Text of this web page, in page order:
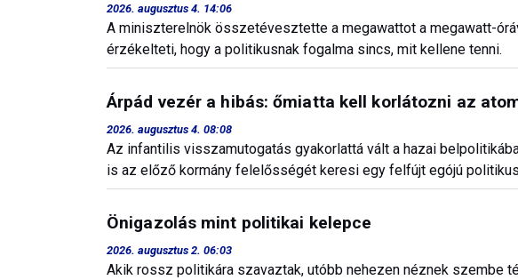
2026. augusztus 4. 14:06
A miniszterelnök összetévesztette a megawattot a megawatt-
érzékelteti, hogy a politikusnak fogalma sincs, mit kellene tenni.
Árpád vezér a hibás: őmiatta kell korlátozni az
2026. augusztus 4. 08:08
Az infantilis visszamutogatás gyakorlattá vált a hazai
is az előző kormány felelősségét keresi egy felfújt egójú
Önigazolás mint politikai kelepce
2026. augusztus 2. 06:03
Akik rossz politikára szavaztak, utóbb nehezen néznek szembe